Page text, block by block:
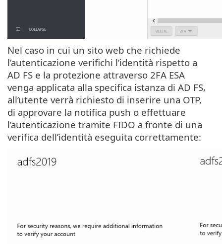
Nel caso in cui un sito web che richiede
l’autenticazione verifichi l’identità rispetto a
AD FS e la protezione attraverso 2FA ESA
venga applicata alla specifica istanza di AD FS,
all’utente verrà richiesto di inserire una OTP,
di approvare la notifica push o effettuare
l’autenticazione tramite FIDO a fronte di una
verifica dell’identità eseguita correttamente: